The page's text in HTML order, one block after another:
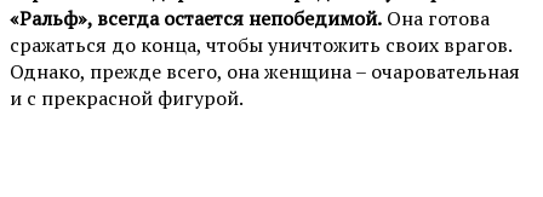
«Ральф», всегда остается непобедимой. Она готова
сражаться до конца, чтобы уничтожить своих врагов.
Однако, прежде всего, она женщина – очаровательная
и с прекрасной фигурой.